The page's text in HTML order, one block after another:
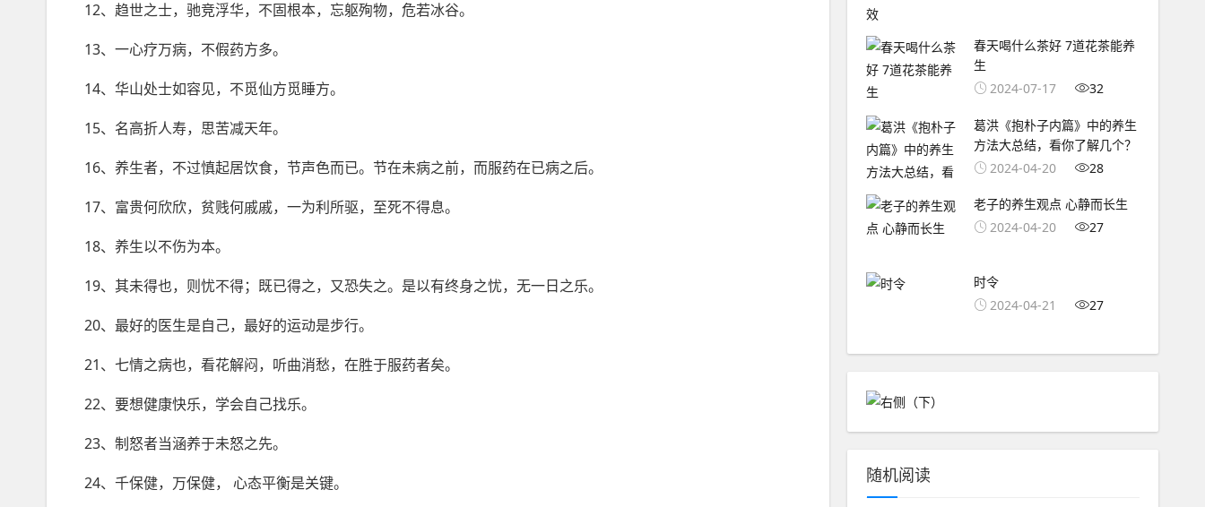
12、趋世之士，驰竞浮华，不固根本，忘躯殉物，危若冰谷。
13、一心疗万病，不假药方多。
14、华山处士如容见，不觅仙方觅睡方。
15、名高折人寿，思苦减天年。
16、养生者，不过慎起居饮食，节声色而已。节在未病之前，而服药在已病之后。
17、富贵何欣欣，贫贱何戚戚，一为利所驱，至死不得息。
18、养生以不伤为本。
19、其未得也，则忧不得；既已得之，又恐失之。是以有终身之忧，无一日之乐。
20、最好的医生是自己，最好的运动是步行。
21、七情之病也，看花解闷，听曲消愁，在胜于服药者矣。
22、要想健康快乐，学会自己找乐。
23、制怒者当涵养于未怒之先。
24、千保健，万保健， 心态平衡是关键。
春天喝什么茶好 7道花茶能养
生
2024-07-17
32
葛洪《抱朴子内篇》中的养生
方法大总结，看你了解几个？
2024-04-20
28
老子的养生观点 心静而长生
2024-04-20
27
时令
2024-04-21
27
随机阅读